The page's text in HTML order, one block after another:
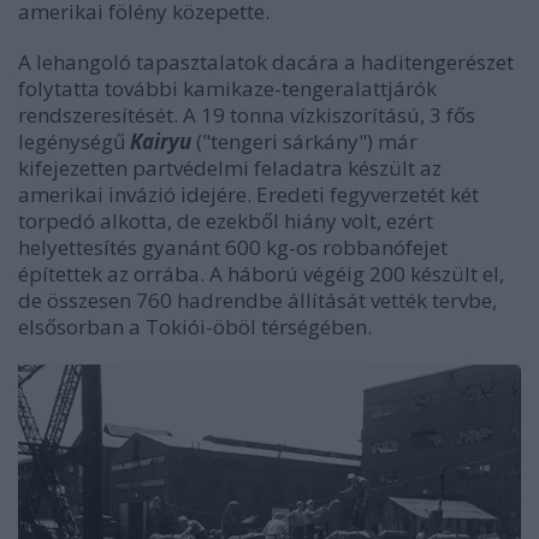
amerikai fölény közepette.
A lehangoló tapasztalatok dacára a haditengerészet
folytatta további kamikaze-tengeralattjárók
rendszeresítését. A 19 tonna vízkiszorítású, 3 fős
legénységű Kairyu ("tengeri sárkány") már
kifejezetten partvédelmi feladatra készült az
amerikai invázió idejére. Eredeti fegyverzetét két
torpedó alkotta, de ezekből hiány volt, ezért
helyettesítés gyanánt 600 kg-os robbanófejet
építettek az orrába. A háború végéig 200 készült el,
de összesen 760 hadrendbe állítását vették tervbe,
elsősorban a Tokiói-öböl térségében.